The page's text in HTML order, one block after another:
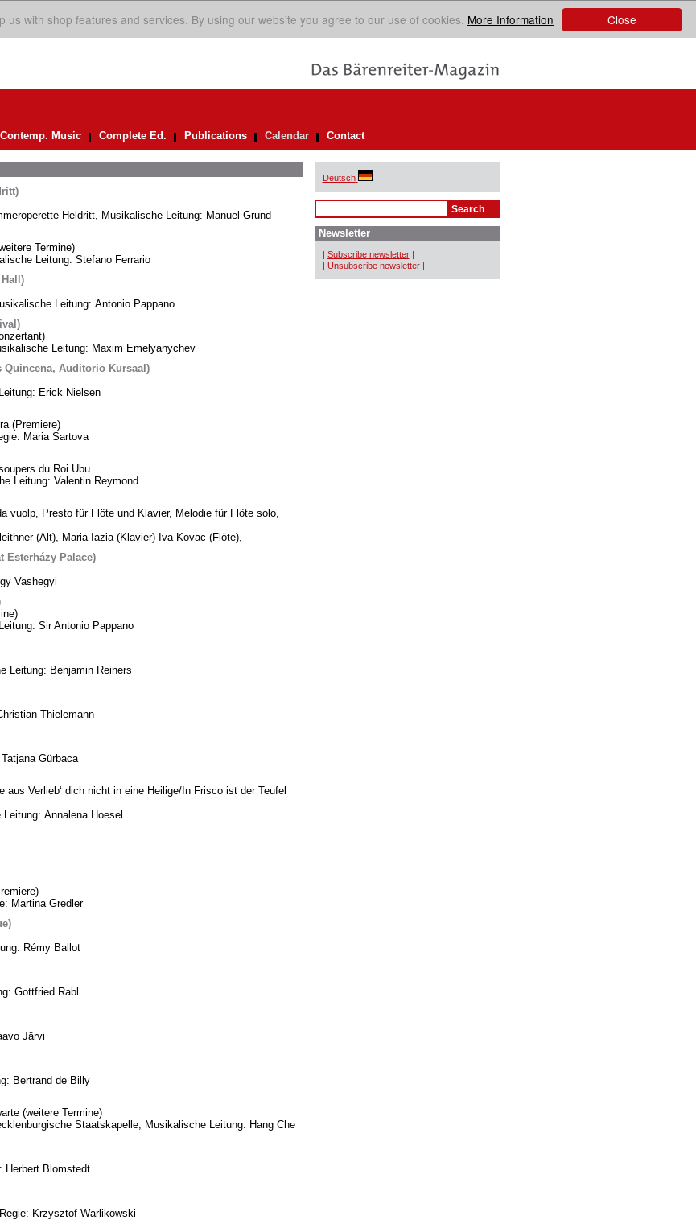
Close
with shop features and services. By using our website you agree to our use of cookies. More Information
Contemp. Music Complete Ed. Publications Calendar Contact
Heldritt, Musikalische Leitung: Manuel Grund
Termine)
Leitung: Stefano Ferrario
Leitung: Antonio Pappano
Leitung: Maxim Emelyanychev
Quincena, Auditorio Kursaal)
Erick Nielsen
(Premiere)
Maria Sartova
du Roi Ubu
Leitung: Valentin Reymond
vuolp, Presto für Flöte und Klavier, Melodie für Flöte solo,
(Alt), Maria Iazia (Klavier) Iva Kovac (Flöte),
Esterházy Palace)
Vashegyi
Sir Antonio Pappano
Leitung: Benjamin Reiners
Thielemann
Gürbaca
Verlieb‘ dich nicht in eine Heilige/In Frisco ist der Teufel
Annalena Hoesel
Martina Gredler
Rémy Ballot
Gottfried Rabl
Järvi
Bertrand de Billy
(weitere Termine)
Staatskapelle, Musikalische Leitung: Hang Che
Herbert Blomstedt
Krzysztof Warlikowski
Deutsch
Newsletter
| Subscribe newsletter |
| Unsubscribe newsletter |